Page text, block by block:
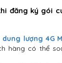
đăng ký gói
lượng 4G
hàng có thể